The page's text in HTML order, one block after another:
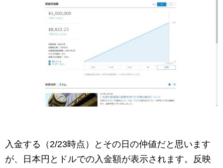
入金する（2/23時点）とその日の仲値だと思います
が、日本円とドルでの入金額が表示されます。反映